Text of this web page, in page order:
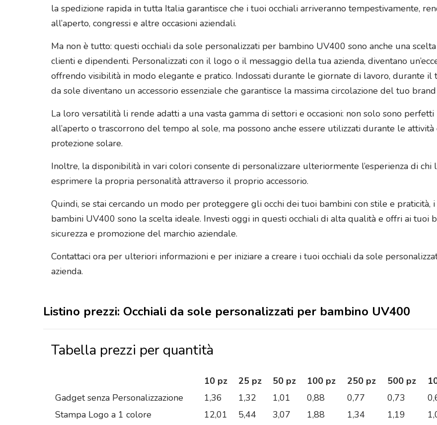
la spedizione rapida in tutta Italia garantisce che i tuoi occhiali arriveranno tempestivamente,
all’aperto, congressi e altre occasioni aziendali.
Ma non è tutto: questi occhiali da sole personalizzati per bambino UV400 sono anche una
clienti e dipendenti. Personalizzati con il logo o il messaggio della tua azienda, diventano
offrendo visibilità in modo elegante e pratico. Indossati durante le giornate di lavoro, durante il
da sole diventano un accessorio essenziale che garantisce la massima circolazione del tuo
La loro versatilità li rende adatti a una vasta gamma di settori e occasioni: non solo sono
all’aperto o trascorrono del tempo al sole, ma possono anche essere utilizzati durante le
protezione solare.
Inoltre, la disponibilità in vari colori consente di personalizzare ulteriormente l’esperienza di
esprimere la propria personalità attraverso il proprio accessorio.
Quindi, se stai cercando un modo per proteggere gli occhi dei tuoi bambini con stile e praticità,
bambini UV400 sono la scelta ideale. Investi oggi in questi occhiali di alta qualità e offri ai tuoi
sicurezza e promozione del marchio aziendale.
Contattaci ora per ulteriori informazioni e per iniziare a creare i tuoi occhiali da sole
azienda.
Listino prezzi: Occhiali da sole personalizzati per bambino UV400
Tabella prezzi per quantità
10 pz 25 pz 50 pz 100 pz 250 pz 500 pz
Gadget senza Personalizzazione
1,36 1,32 1,01 0,88 0,77 0,73
Stampa Logo a 1 colore
12,01 5,44 3,07 1,88 1,34 1,19